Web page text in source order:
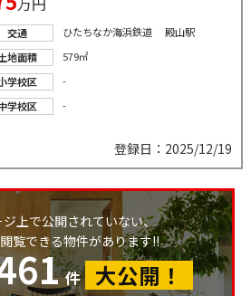
交通
ひたちなか海浜鉄道 殿山駅
地面積
579㎡
学校区
-
学校区
-
登録日：2025/12/19
上で公開されていない、
覧できる物件があります!!
件 大公開！